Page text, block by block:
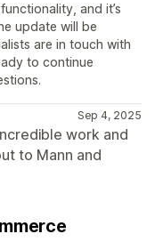
and it’s
update will be
are in touch with
to continue
Sep 4, 2025
work and
to Mann and